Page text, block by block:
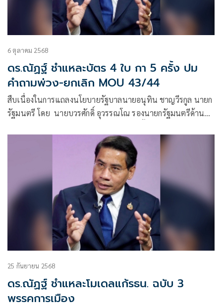
6 ตุลาคม 2568
ดร.ณัฏฐ์ ชำแหละบัตร 4 ใบ กา 5 ครั้ง ปม
คำถามพ่วง-ยกเลิก MOU 43/44
สืบเนื่องในการแถลงนโยบายรัฐบาลนายอนุทิน ชาญวีรกูล นายก
รัฐมนตรี โดย นายบวรศักดิ์ อุวรรณโณ รองนายกรัฐมนตรีด้าน
จัดการเลือกตั้ง สส.ประกอบด้ว
25 กันยายน 2568
ดร.ณัฏฐ์ ชำแหละโมเดลแก้รธน. ฉบับ 3
พรรคการเมือง